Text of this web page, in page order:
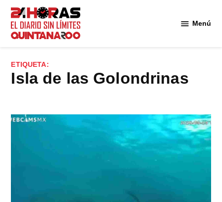
Saltar
contenido
Menú
ETIQUETA:
Isla de las Golondrinas